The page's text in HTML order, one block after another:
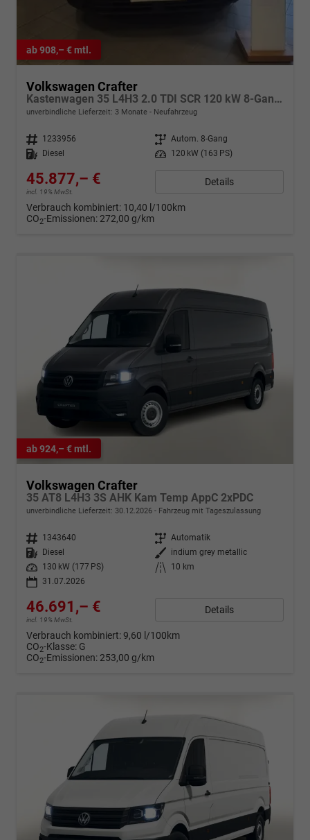
ab 908,– € mtl.
Volkswagen Crafter
Kastenwagen 35 L4H3 2.0 TDI SCR 120 kW 8-Gang Automatik, Heckantrieb, langer Radstand ,Klimaanlage, 5 Jahre Garantie, Hochdach
unverbindliche Lieferzeit: 3 Monate Neufahrzeug
Fahrzeugnr. 1233956 Getriebe Autom. 8-Gang
Kraftstoff
Diesel Leistung 120 kW (163 PS)
45.877,– €
incl. 19% MwSt.
Details
Verbrauch kombiniert: 10,40 l/100km
CO2-Emissionen: 272,00 g/km
ab 924,– € mtl.
Volkswagen Crafter
35 AT8 L4H3 3S AHK Kam Temp AppC 2xPDC
unverbindliche Lieferzeit: 30.12.2026 Fahrzeug mit Tageszulassung
Fahrzeugnr. 1343640 Getriebe Automatik
Kraftstoff
Diesel Außenfarbe
indium grey metallic
Leistung
130 kW (177 PS) Kilometerstand
10 km
31.07.2026
46.691,– €
incl. 19% MwSt.
Details
Verbrauch kombiniert:9,60 l/100km
CO2-Klasse: G
CO2-Emissionen: 253,00 g/km